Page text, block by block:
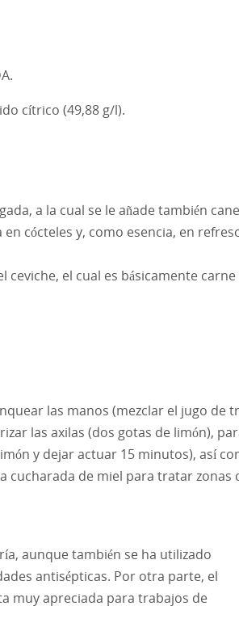
cítrico (49,88 g/l).
a la cual se le añade también
cócteles y, como esencia, en
el cual es básicamente carne
las manos (mezclar el jugo de
las axilas (dos gotas de limón),
y dejar actuar 15 minutos), así
cucharada de miel para tratar zonas
aunque también se ha utilizado
antisépticas. Por otra parte, el
muy apreciada para trabajos de